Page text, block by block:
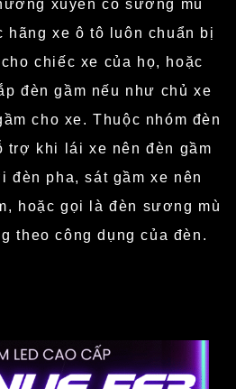
xuyên có sương mù
hãng xe ô tô luôn chuẩn bị
chiếc xe của họ, hoặc
đèn gầm nếu như chủ xe
cho xe. Thuộc nhóm đèn
trợ khi lái xe nên đèn gầm
pha, sát gầm xe nên
hoặc gọi là đèn sương mù
theo công dụng của đèn.